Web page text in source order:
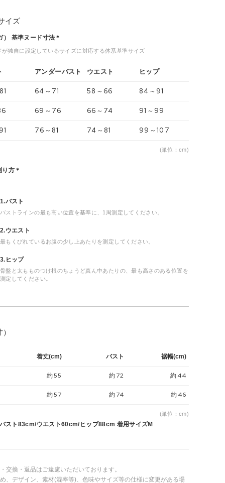
イズ
基準ヌード寸法＊
が独自に設定しているサイズに対応する体系基準サイズ
アンダーバスト ウエスト ヒップ
64～71 58～66 84～91
69～76 66～74 91～99
76～81 74～81 99～107
(単位：cm)
方＊
1.バスト
バストラインの最も高い位置を基準に、1周測定してください。
2.ウエスト
最もくびれているお腹の少し上あたりを測定してください。
3.ヒップ
骨盤と太もものつけ根のちょうど真ん中あたりの、最も高さのある位置を
測定してください。
着丈(cm) バスト 裾幅(cm)
約55 約72 約44
約57 約74 約46
(単位：cm)
スト83cm/ウエスト60cm/ヒップ88cm 着用サイズM
交換・返品はご遠慮いただいております。
、デザイン、素材(混率等)、色味やサイズ等の仕様に変更がある場